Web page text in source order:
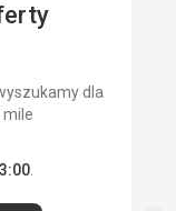
dla
mile
.